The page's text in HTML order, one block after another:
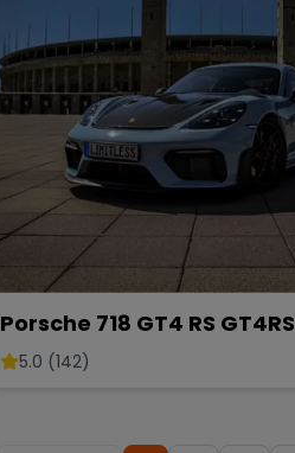
Porsche 718 GT4 RS GT4RS
Weissach PDK 2025 Mieten
5.0 (142)